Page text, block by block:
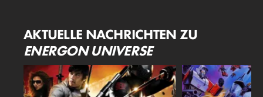
AKTUELLE NACHRICHTEN ZU
ENERGON UNIVERSE